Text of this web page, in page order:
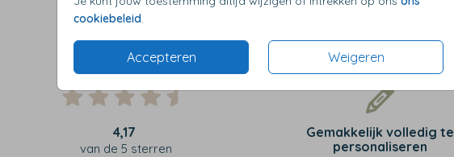
cookiebeleid
Accepteren Weigeren
4,17
van de 5 sterren
Gemakkelijk volledig te
personaliseren